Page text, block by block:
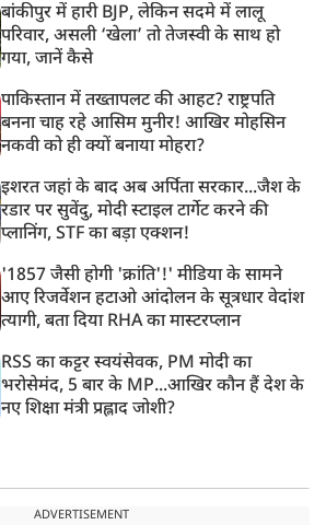
बांकीपुर में हारी BJP, लेकिन सदमे में लालू
परिवार, असली ‘खेला’ तो तेजस्वी के साथ हो
गया, जानें कैसे
पाकिस्तान में तख्तापलट की आहट? राष्ट्रपति
बनना चाह रहे आसिम मुनीर! आखिर मोहसिन
नकवी को ही क्यों बनाया मोहरा?
इशरत जहां के बाद अब अर्पिता सरकार...जैश के
रडार पर सुवेंदु, मोदी स्टाइल टार्गेट करने की
प्लानिंग, STF का बड़ा एक्शन!
'1857 जैसी होगी 'क्रांति'!' मीडिया के सामने
आए रिजर्वेशन हटाओ आंदोलन के सूत्रधार वेदांश
त्यागी, बता दिया RHA का मास्टरप्लान
RSS का कट्टर स्वयंसेवक, PM मोदी का
भरोसेमंद, 5 बार के MP...आखिर कौन हैं देश के
नए शिक्षा मंत्री प्रह्लाद जोशी?
ADVERTISEMENT